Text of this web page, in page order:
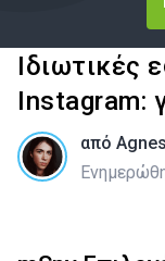
Ιδιωτικές
Instagram:
από